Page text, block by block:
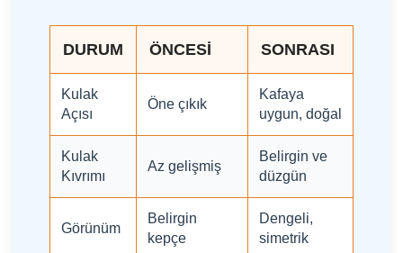
DURUM ÖNCESI SONRASI
Kulak
Açısı
Öne çıkık
Kafaya
uygun, doğal
Kulak
Kıvrımı
Az gelişmiş
Belirgin ve
düzgün
Görünüm
Belirgin
kepçe
Dengeli,
simetrik